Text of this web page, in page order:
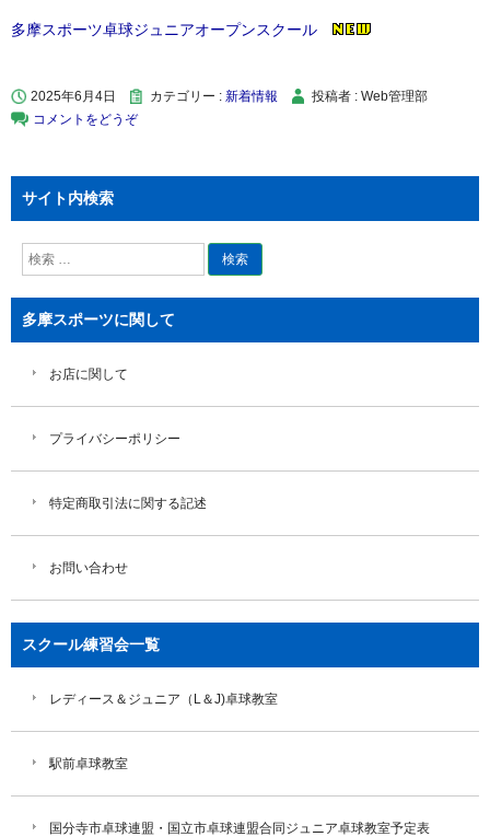
多摩スポーツ卓球ジュニアオープンスクール
2025年6月4日 カテゴリー : 新着情報
投稿者 : Web管理部
コメントをどうぞ
サイト内検索
検
索
多摩スポーツに関して
お店に関して
プライバシーポリシー
特定商取引法に関する記述
お問い合わせ
スクール練習会一覧
レディース＆ジュニア（L＆J)卓球教室
駅前卓球教室
国分寺市卓球連盟・国立市卓球連盟合同ジュニア卓球教室予定表